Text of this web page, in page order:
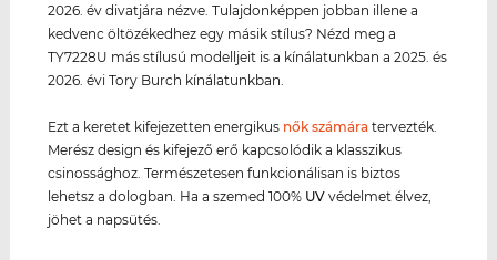
2026. év divatjára nézve. Tulajdonképpen jobban illene a
kedvenc öltözékedhez egy másik stílus? Nézd meg a
TY7228U más stílusú modelljeit is a kínálatunkban a 2025. és
2026. évi Tory Burch kínálatunkban.
Ezt a keretet kifejezetten energikus nők számára tervezték.
Merész design és kifejező erő kapcsolódik a klasszikus
csinossághoz. Természetesen funkcionálisan is biztos
lehetsz a dologban. Ha a szemed 100% UV védelmet élvez,
jöhet a napsütés.